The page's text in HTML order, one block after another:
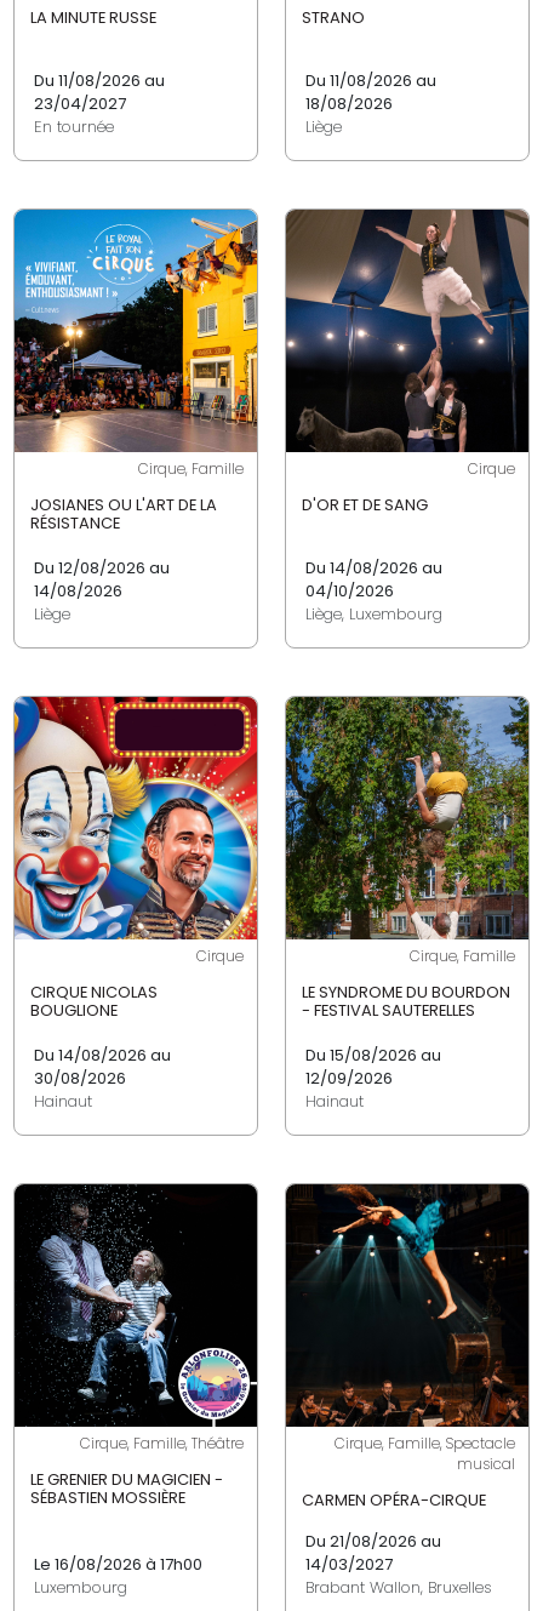
LA MINUTE RUSSE
Du 11/08/2026 au
23/04/2027
En tournée
STRANO
Du 11/08/2026 au
18/08/2026
Liège
Cirque, Famille
JOSIANES OU L'ART DE LA
RÉSISTANCE
Du 12/08/2026 au
14/08/2026
Liège
Cirque
D'OR ET DE SANG
Du 14/08/2026 au
04/10/2026
Liège, Luxembourg
Cirque
CIRQUE NICOLAS
BOUGLIONE
Du 14/08/2026 au
30/08/2026
Hainaut
Cirque, Famille
LE SYNDROME DU BOURDON
- FESTIVAL SAUTERELLES
Du 15/08/2026 au
12/09/2026
Hainaut
Cirque, Famille, Théâtre
LE GRENIER DU MAGICIEN -
SÉBASTIEN MOSSIÈRE
Le 16/08/2026 à 17h00
Luxembourg
Cirque, Famille, Spectacle
musical
CARMEN OPÉRA-CIRQUE
Du 21/08/2026 au
14/03/2027
Brabant Wallon, Bruxelles